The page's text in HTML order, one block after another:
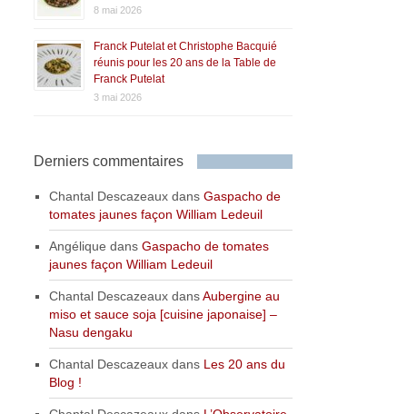
8 mai 2026
Franck Putelat et Christophe Bacquié
réunis pour les 20 ans de la Table de
Franck Putelat
3 mai 2026
Derniers commentaires
Chantal Descazeaux dansGaspacho de
tomates jaunes façon William Ledeuil
Angélique dansGaspacho de tomates
jaunes façon William Ledeuil
Chantal Descazeaux dansAubergine au
miso et sauce soja [cuisine japonaise] –
Nasu dengaku
Chantal Descazeaux dans Les 20 ans du
Blog !